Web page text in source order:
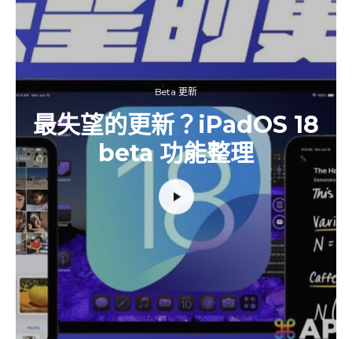
Beta 更新
最失望的更新？iPadOS 18
beta 功能整理